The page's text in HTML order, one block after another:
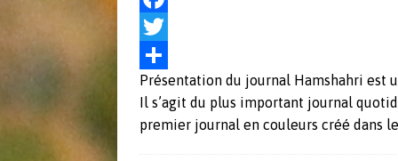
r
F
a
c
e
T
w
i
P
a
Présentation du journal Hamshahri est
Il s’agit du plus important journal
premier journal en couleurs créé dans